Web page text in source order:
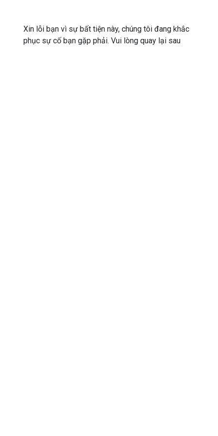
Xin lỗi bạn vì sự bất tiện này, chúng tôi đang khắc
phục sự cố bạn gặp phải. Vui lòng quay lại sau